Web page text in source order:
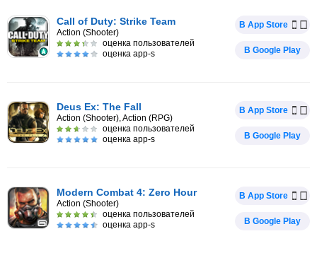
Call of Duty: Strike Team
Action (Shooter)
оценка пользователей
оценка app-s
В App Store
В Google Play
Deus Ex: The Fall
Action (Shooter), Action (RPG)
оценка пользователей
оценка app-s
В App Store
В Google Play
Modern Combat 4: Zero Hour
Action (Shooter)
оценка пользователей
оценка app-s
В App Store
В Google Play